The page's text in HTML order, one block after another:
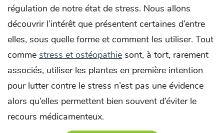
régulation de notre état de stress. Nous allons
découvrir l’intérêt que présentent certaines d’entre
elles, sous quelle forme et comment les utiliser. Tout
comme stress et ostéopathie sont, à tort, rarement
associés, utiliser les plantes en première intention
pour lutter contre le stress n’est pas une évidence
alors qu’elles permettent bien souvent d’éviter le
recours médicamenteux.